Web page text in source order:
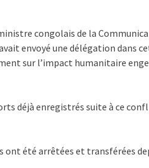
congolais de la
envoyé une délégation dans
sur l’impact humanitaire
déjà enregistrés suite à ce
été arrêtées et transférées